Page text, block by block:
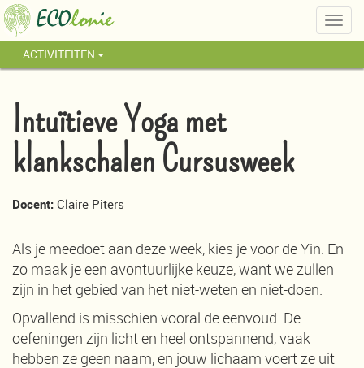
ACTIVITEITEN
Intuïtieve Yoga met
klankschalen Cursusweek
Docent: Claire Piters
Als je meedoet aan deze week, kies je voor de Yin. En
zo maak je een avontuurlijke keuze, want we zullen
zijn in het gebied van het niet-weten en niet-doen.
Opvallend is misschien vooral de eenvoud. De
oefeningen zijn licht en heel ontspannend, vaak
hebben ze geen naam, en jouw lichaam voert ze uit